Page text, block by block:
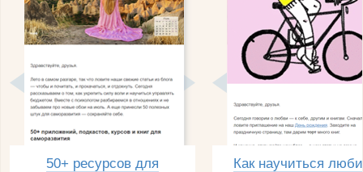
50+ ресурсов для
Как научиться